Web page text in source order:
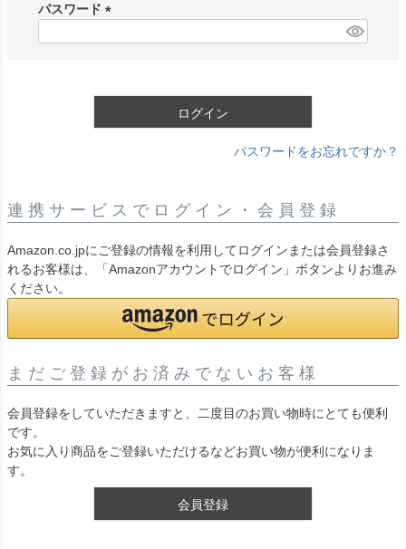
)
パスワード
ログイン
パスワードをお忘れですか？
連携サービスでログイン・会員登録
Amazon.co.jpにご登録の情報を利用してログインまたは会員登録さ
れるお客様は、「Amazonアカウントでログイン」ボタンよりお進み
ください。
まだご登録がお済みでないお客様
会員登録をしていただきますと、二度目のお買い物時にとても便利
です。
お気に入り商品をご登録いただけるなどお買い物が便利になりま
す。
会員登録